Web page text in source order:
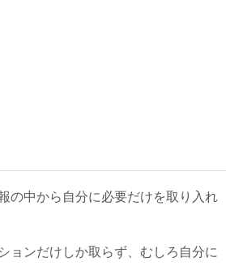
の中から自分に必要だけを取り入れ
ョンだけしか取らず、むしろ自分に